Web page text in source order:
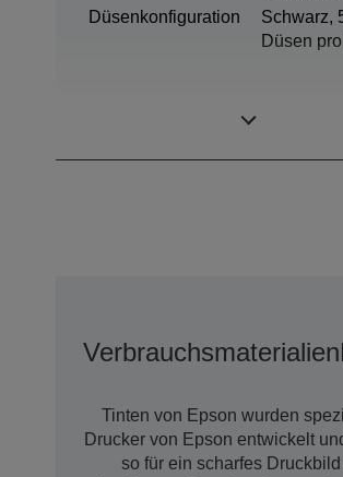
Düsenkonfiguration
Schwarz,
Düsen
Verbrauchsmaterialien
Tinten von Epson wurden
Drucker von Epson entwickelt
so für ein scharfes